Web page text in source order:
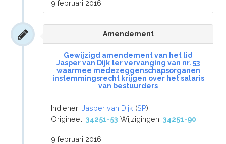
9 februari 2016
Amendement
Gewijzigd amendement van het lid
Jasper van Dijk ter vervanging van nr. 53
waarmee medezeggenschapsorganen
instemmingsrecht krijgen over het salaris
van bestuurders
Indiener:Jasper van Dijk (SP)
Origineel:34251-53 Wijzigingen:34251-90
9 februari 2016